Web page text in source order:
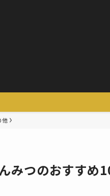
他
みつのおすすめ